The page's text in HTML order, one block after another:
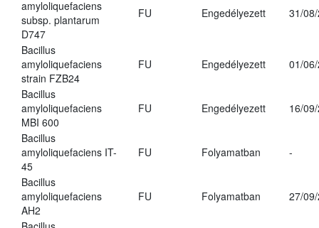
amyloliquefaciens
subsp. plantarum
D747
FU Engedélyezett 31/
Bacillus
amyloliquefaciens
strain FZB24
FU Engedélyezett 01/
Bacillus
amyloliquefaciens
MBI 600
FU Engedélyezett 16/
Bacillus
amyloliquefaciens IT-
45
FU Folyamatban -
Bacillus
amyloliquefaciens
AH2
FU Folyamatban 27/